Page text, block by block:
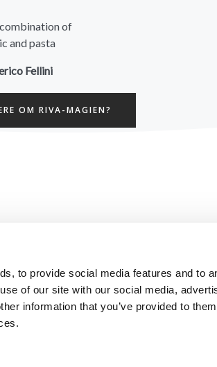
to provide social media features and to
of our site with our social media,
information that you’ve provided to
of
and pasta
Fellini​
OM RIVA-MAGIEN?